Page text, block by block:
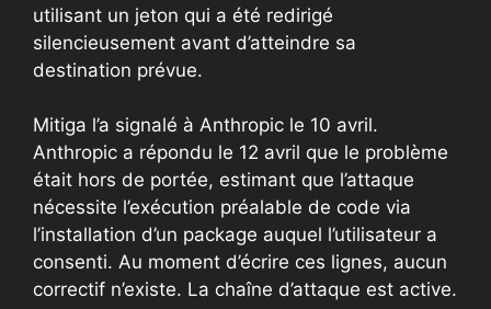
utilisant un jeton qui a été redirigé
silencieusement avant d’atteindre sa
destination prévue.
Mitiga l’a signalé à Anthropic le 10 avril.
Anthropic a répondu le 12 avril que le problème
était hors de portée, estimant que l’attaque
nécessite l’exécution préalable de code via
l’installation d’un package auquel l’utilisateur a
consenti. Au moment d’écrire ces lignes, aucun
correctif n’existe. La chaîne d’attaque est active.